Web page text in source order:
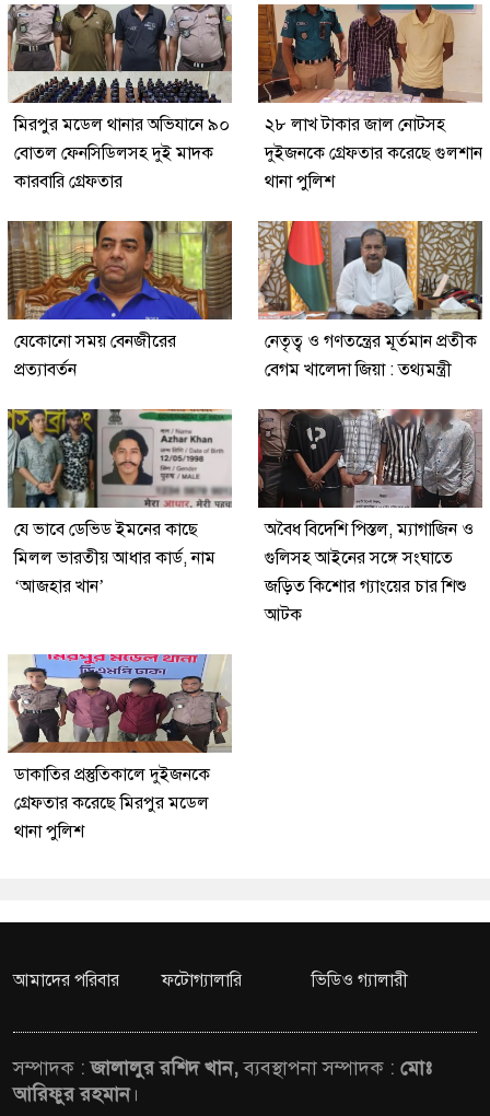
মিরপুর মডেল থানার অভিযানে ৯০
বোতল ফেনসিডিলসহ দুই মাদক
কারবারি গ্রেফতার
২৮ লাখ টাকার জাল নোটসহ
দুইজনকে গ্রেফতার করেছে গুলশান
থানা পুলিশ
যেকোনো সময় বেনজীরের
প্রত্যাবর্তন
নেতৃত্ব ও গণতন্ত্রের মূর্তমান প্রতীক
বেগম খালেদা জিয়া : তথ্যমন্ত্রী
যে ভাবে ডেভিড ইমনের কাছে
মিলল ভারতীয় আধার কার্ড, নাম
‘আজহার খান’
অবৈধ বিদেশি পিস্তল, ম্যাগাজিন ও
গুলিসহ আইনের সঙ্গে সংঘাতে
জড়িত কিশোর গ্যাংয়ের চার শিশু
আটক
ডাকাতির প্রস্তুতিকালে দুইজনকে
গ্রেফতার করেছে মিরপুর মডেল
থানা পুলিশ
আমাদের পরিবার ফটোগ্যালারি ভিডিও গ্যালারী
সম্পাদক :জালালুর রশিদ খান,ব্যবস্থাপনা সম্পাদক : মোঃ
আরিফুর রহমান।